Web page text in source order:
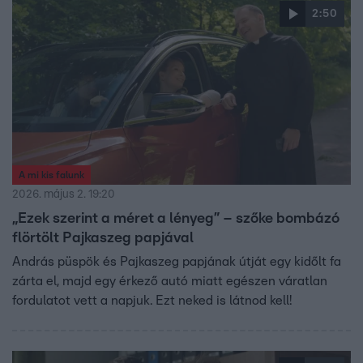
2:50
A mi kis falunk
2026. május 2. 19:20
„Ezek szerint a méret a lényeg” – szőke bombázó
flörtölt Pajkaszeg papjával
András püspök és Pajkaszeg papjának útját egy kidőlt fa
zárta el, majd egy érkező autó miatt egészen váratlan
fordulatot vett a napjuk. Ezt neked is látnod kell!